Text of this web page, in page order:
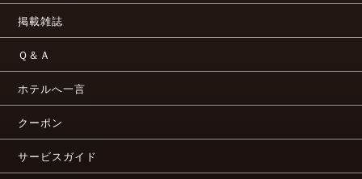
掲載雑誌
Ｑ＆Ａ
ホテルへ一言
クーポン
サービスガイド